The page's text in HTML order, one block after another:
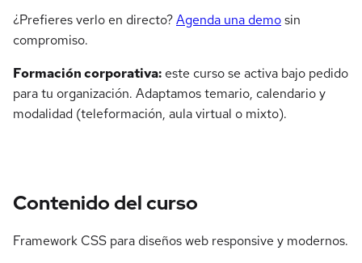
¿Prefieres verlo en directo?Agenda una demosin
compromiso.
Formación corporativa: este curso se activa bajo pedido
para tu organización. Adaptamos temario, calendario y
modalidad (teleformación, aula virtual o mixto).
Contenido del curso
Framework CSS para diseños web responsive y modernos.